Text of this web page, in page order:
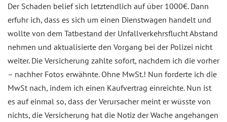
Der Schaden belief sich letztendlich auf über 1000€. Dann
erfuhr ich, dass es sich um einen Dienstwagen handelt und
wollte von dem Tatbestand der Unfallverkehrsflucht Abstand
nehmen und aktualisierte den Vorgang bei der Polizei nicht
weiter. Die Versicherung zahlte sofort, nachdem ich die vorher
– nachher Fotos erwähnte. Ohne MwSt.! Nun forderte ich die
MwSt nach, indem ich einen Kaufvertrag einreichte. Nun ist
es auf einmal so, dass der Verursacher meint er wüsste von
nichts, die Versicherung hat die Notiz der Wache angehangen